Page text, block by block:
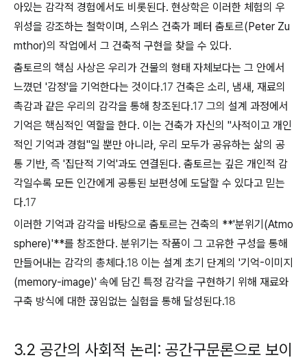
아있는 감각적 경험에서도 비롯된다. 현상학은 이러한 체험의 우
위성을 강조하는 철학이며, 스위스 건축가 페터 춤토르(Peter Zu
mthor)의 작업에서 그 건축적 구현을 찾을 수 있다.
춤토르의 핵심 사상은 우리가 건물의 형태 자체보다는 그 안에서
느꼈던 '감정'을 기억한다는 것이다.17 건축은 소리, 냄새, 재료의
촉감과 같은 우리의 감각을 통해 창조된다.17 그의 설계 과정에서
기억은 핵심적인 역할을 한다. 이는 건축가 자신의 "사적이고 개인
적인 기억과 경험"일 뿐만 아니라, 우리 모두가 공유하는 삶의 공
통 기반, 즉 '집단적 기억'과도 연결된다. 춤토르는 깊은 개인적 감
각일수록 모든 인간에게 공통된 보편성에 도달할 수 있다고 믿는
다.17
이러한 기억과 감각을 바탕으로 춤토르는 건축의 **'분위기(Atmo
sphere)'**를 창조한다. 분위기는 작품이 그 고유한 구성을 통해
만들어내는 감각의 총체다.18 이는 설계 초기 단계의 '기억-이미지
(memory-image)' 속에 담긴 특정 감각을 구현하기 위해 재료와
구축 방식에 대한 끊임없는 실험을 통해 달성된다.18
3.2 공간의 사회적 논리: 공간구문론으로 보이